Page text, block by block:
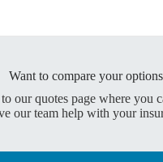
Want to compare your
our quotes page where you
our team help with your